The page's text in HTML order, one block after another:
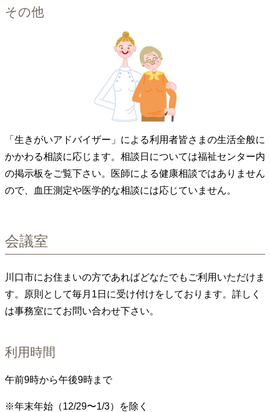
その他
「生きがいアドバイザー」による利用者皆さまの生活全般に
かかわる相談に応じます。相談日については福祉センター内
の掲示板をご覧下さい。医師による健康相談ではありません
ので、血圧測定や医学的な相談には応じていません。
会議室
川口市にお住まいの方であればどなたでもご利用いただけま
す。原則として毎月1日に受け付けをしております。詳しく
は事務室にてお問い合わせ下さい。
利用時間
午前9時から午後9時まで
※年末年始（12/29〜1/3）を除く